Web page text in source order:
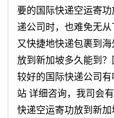
要的国际快递空运寄
递公司时，也难免无从
又快捷地快递包裹到
放到新加坡多久能到
较好的国际快递公司
站 详细咨询，我司会
快递空运寄功放到新